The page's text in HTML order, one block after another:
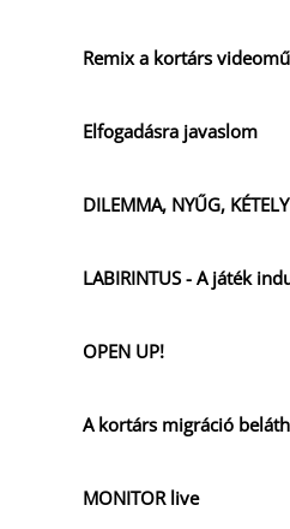
Remix a kortárs
Elfogadásra javaslom
DILEMMA, NYŰG, KÉTELY
LABIRINTUS - A játék
OPEN UP!
A kortárs migráció
MONITOR live